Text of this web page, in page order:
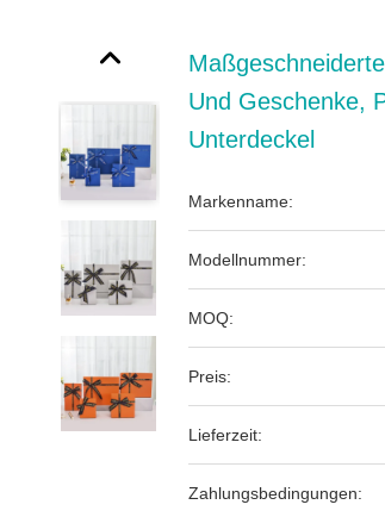
Und Geschenke,
Unterdeckel
Markenname:
Modellnummer:
MOQ:
Preis:
Lieferzeit:
Zahlungsbedingungen: